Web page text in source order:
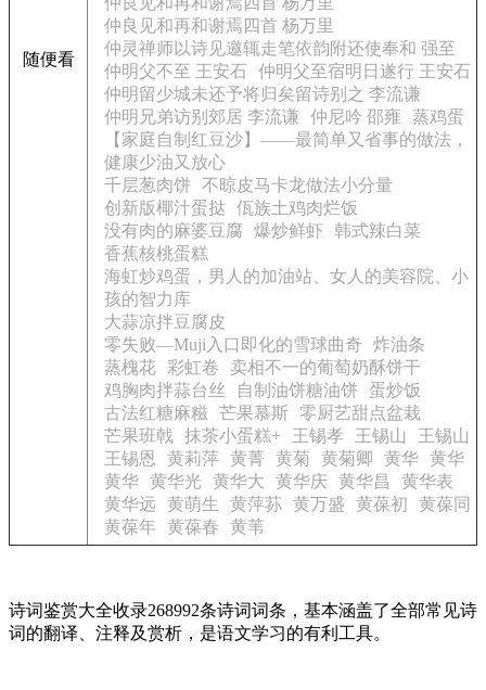
随便看
仲良见和再和谢焉四首 杨万里
仲灵禅师以诗见邀辄走笔依韵附还使奉和 强至
仲明父不至 王安石 仲明父至宿明日遂行 王安石
仲明留少城未还予将归矣留诗别之 李流谦
仲明兄弟访别郊居 李流谦
仲尼吟 邵雍
蒸鸡蛋
【家庭自制红豆沙】——最简单又省事的做法，
健康少油又放心
千层葱肉饼
不晾皮马卡龙做法小分量
创新版椰汁蛋挞 佤族土鸡肉烂饭
没有肉的麻婆豆腐
爆炒鲜虾
韩式辣白菜
香蕉核桃蛋糕
海虹炒鸡蛋，男人的加油站、女人的美容院、小
孩的智力库
大蒜凉拌豆腐皮
零失败—Muji入口即化的雪球曲奇
炸油条
蒸槐花
彩虹卷
卖相不一的葡萄奶酥饼干
鸡胸肉拌蒜台丝
自制油饼糖油饼
蛋炒饭
古法红糖麻糍 芒果慕斯
零厨艺甜点盆栽
芒果班戟 抹茶小蛋糕+ 王锡孝 王锡山
王锡山
王锡恩
黄莉萍 黄菁 黄菊 黄菊卿 黄华 黄华
黄华 黄华光 黄华大 黄华庆 黄华昌
黄华表
黄华远
黄萌生 黄萍荪 黄万盛 黄葆初
黄葆同
黄葆年
黄葆春 黄苇
诗词鉴赏大全收录268992条诗词词条，基本涵盖了全部常见诗
词的翻译、注释及赏析，是语文学习的有利工具。